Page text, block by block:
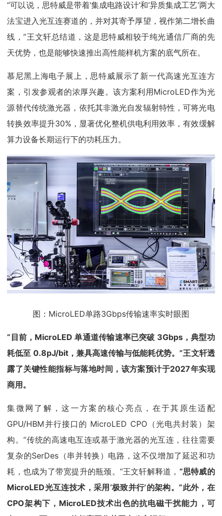
“可以说，思特威是带着‘集成电路设计’和‘异质集成工艺’两大
法宝进入光互连赛道的，并对其寄予厚望，视作第二增长曲
线，”王文轩总结道，这是思特威相较于纯光通信厂商的先
天优势，也是能够快速推出高性能样机方案的底气所在。
慕尼黑上海电子展上，思特威展示了新一代高速光互连方
案，引发参观者的浓厚兴趣。该方案利用MicroLED作为光
源替代传统激光器，依托其非激光自发辐射特性，可将光电
转换效率提升30%，显著优化整机供电利用效率，有效缓解
算力设备长期运行下的功耗压力。
图：MicroLED单路3Gbps传输速率实时眼图
“目前，MicroLED 单通道传输速率已突破 3Gbps，典型功
耗低至 0.8pJ/bit，兼具高速传输与低能耗优势。”王文轩透
露了关键性能指标与落地时间，该方案预计于2027年实现
商用。
集微网了解，这一方案的核心亮点，在于其原生适配
GPU/HBM并行接口的 MicroLED CPO（光电共封装）架
构。“传统的高速电互连或基于激光器的光互连，往往需要
复杂的SerDes（串并转换）电路，这不仅增加了延迟和功
耗，也成为了带宽提升的瓶颈。”王文轩解释道， “思特威的
MicroLED光互连技术，采用‘极致并行’的架构。”此外，在
CPO架构下，MicroLED技术出色的抗电磁干扰能力，可